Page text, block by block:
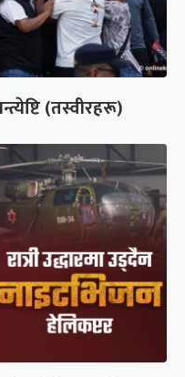
(तस्वीरहरू)